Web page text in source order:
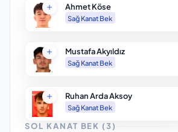
Ahmet Köse
Sağ Kanat Bek
Mustafa Akyıldız
Sağ Kanat Bek
Ruhan Arda Aksoy
Sağ Kanat Bek
SOL KANAT BEK (3)